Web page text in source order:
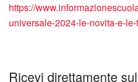
https://
universale-2024-le-novita-e-
Ricevi direttamente